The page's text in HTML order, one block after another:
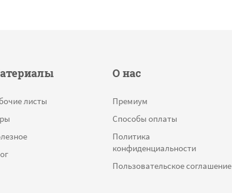
листы
О нас
Премиум
Способы оплаты
Политика
конфиденциальности
Пользовательское соглашение